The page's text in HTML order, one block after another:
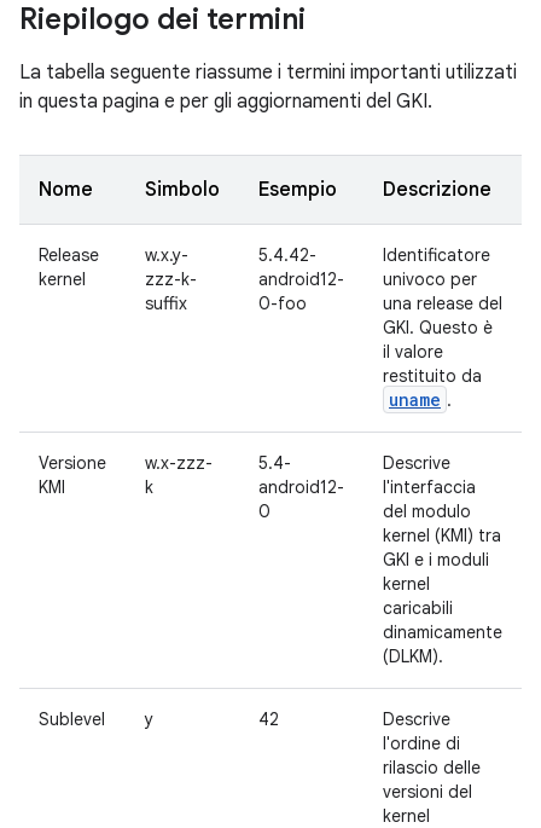
Riepilogo dei termini
La tabella seguente riassume i termini importanti utilizzati
in questa pagina e per gli aggiornamenti del GKI.
Nome Simbolo Esempio Descrizione
Release
kernel
w.x.y-
zzz-k-
suffix
5.4.42-
android12-
0-foo
Identificatore
univoco per
una release del
GKI. Questo è
il valore
restituito da
uname .
Versione
KMI
w.x-zzz-
k
5.4-
android12-
0
Descrive
l'interfaccia
del modulo
kernel (KMI) tra
GKI e i moduli
kernel
caricabili
dinamicamente
(DLKM).
Sublevel y 42
Descrive
l'ordine di
rilascio delle
versioni del
kernel